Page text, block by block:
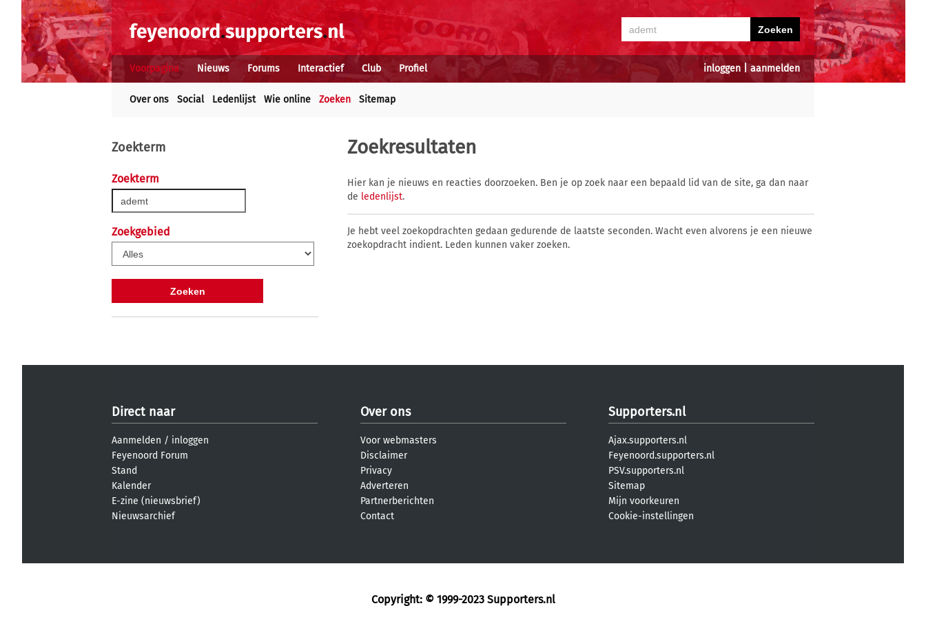
inloggen aanmelden
Voorpagina Nieuws Forums Interactief Club Profiel
Over ons Social Ledenlijst Wie online Zoeken Sitemap
Zoekterm
Zoekterm
Zoekgebied
Zoekresultaten
Hier kan je nieuws en reacties doorzoeken. Ben je op zoek naar een bepaald lid van de site, ga dan naar
de ledenlijst.
Je hebt veel zoekopdrachten gedaan gedurende de laatste seconden. Wacht even alvorens je een nieuwe
zoekopdracht indient. Leden kunnen vaker zoeken.
Direct naar
Aanmelden / inloggen
Feyenoord Forum
Stand
Kalender
E-zine (nieuwsbrief)
Nieuwsarchief
Over ons
Voor webmasters
Disclaimer
Privacy
Adverteren
Partnerberichten
Contact
Supporters.nl
Ajax.supporters.nl
Feyenoord.supporters.nl
PSV.supporters.nl
Sitemap
Mijn voorkeuren
Cookie-instellingen
Copyright: © 1999-2023 Supporters.nl